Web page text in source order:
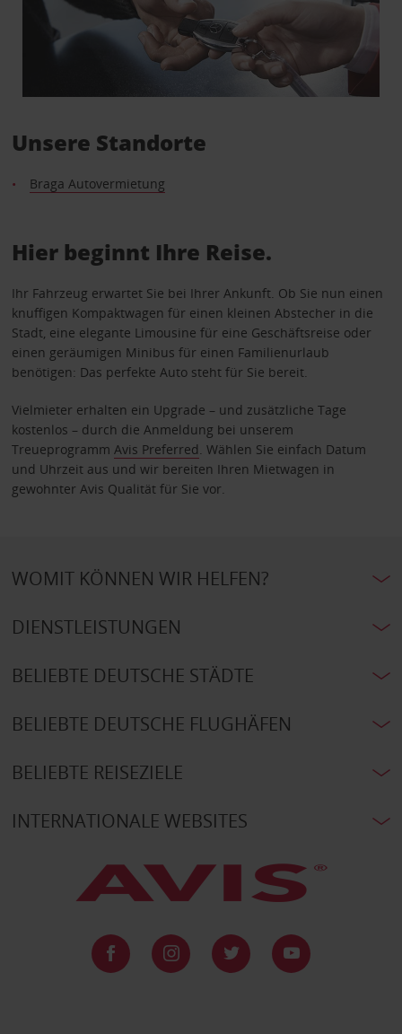
Unsere Standorte
Braga Autovermietung
Hier beginnt Ihre Reise.
Ihr Fahrzeug erwartet Sie bei Ihrer Ankunft. Ob Sie nun einen
knuffigen Kompaktwagen für einen kleinen Abstecher in die
Stadt, eine elegante Limousine für eine Geschäftsreise oder
einen geräumigen Minibus für einen Familienurlaub
benötigen: Das perfekte Auto steht für Sie bereit.
Vielmieter erhalten ein Upgrade – und zusätzliche Tage
kostenlos – durch die Anmeldung bei unserem
Treueprogramm Avis Preferred . Wählen Sie einfach Datum
und Uhrzeit aus und wir bereiten Ihren Mietwagen in
gewohnter Avis Qualität für Sie vor.
WOMIT KÖNNEN WIR HELFEN?
DIENSTLEISTUNGEN
BELIEBTE DEUTSCHE STÄDTE
BELIEBTE DEUTSCHE FLUGHÄFEN
BELIEBTE REISEZIELE
INTERNATIONALE WEBSITES